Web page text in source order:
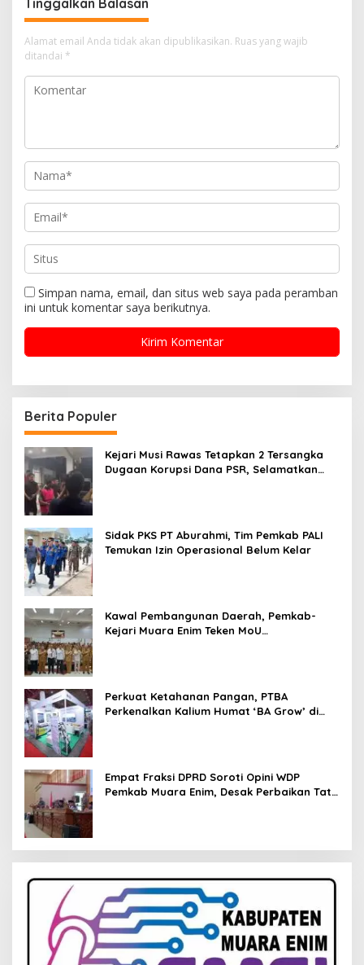
Tinggalkan Balasan
Alamat email Anda tidak akan dipublikasikan. Ruas yang wajib
ditandai *
Simpan nama, email, dan situs web saya pada peramban
ini untuk komentar saya berikutnya.
Berita Populer
Kejari Musi Rawas Tetapkan 2 Tersangka
Dugaan Korupsi Dana PSR, Selamatkan
Sidak PKS PT Aburahmi, Tim Pemkab PALI
Temukan Izin Operasional Belum Kelar
Kawal Pembangunan Daerah, Pemkab-
Kejari Muara Enim Teken MoU
Perkuat Ketahanan Pangan, PTBA
Perkenalkan Kalium Humat ‘BA Grow’ di
Empat Fraksi DPRD Soroti Opini WDP
Pemkab Muara Enim, Desak Perbaikan Tata